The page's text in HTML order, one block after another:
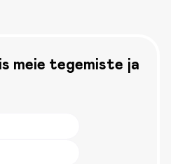
meie tegemiste ja